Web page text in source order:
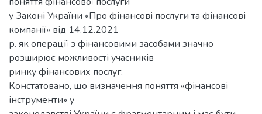
у Законі України «Про фінансові послуги та фінансові
компанії» від 14.12.2021
р. як операції з фінансовими засобами значно
розширює можливості учасників
ринку фінансових послуг.
Констатовано, що визначення поняття «фінансові
інструменти» у